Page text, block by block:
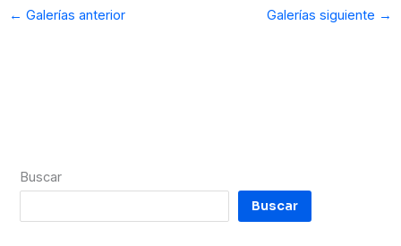
← Galerías anterior Galerías siguiente →
Buscar
Buscar